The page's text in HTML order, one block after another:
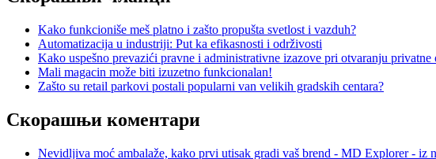
Kako funkcioniše meš platno i zašto propušta svetlost i vazduh?
Automatizacija u industriji: Put ka efikasnosti i održivosti
Kako uspešno prevazići pravne i administrativne izazove pri otvaranju privatne
Mali magacin može biti izuzetno funkcionalan!
Zašto su retail parkovi postali popularni van velikih gradskih centara?
Скорашњи коментари
Nevidljiva moć ambalaže, kako prvi utisak gradi vaš brend - MD Explorer - iz